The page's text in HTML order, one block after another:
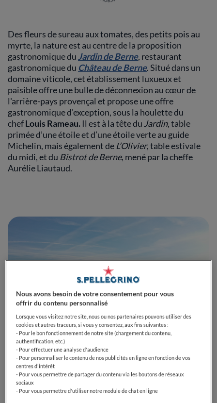
Des fleurs de sureau aux tomates, des petits pois au
myrte, la nature est au centre de la proposition
gastronomique du Jardin de Berne, restaurant
gastronomique du Château de Berne. Situé dans un
domaine viticole, cet établissement luxueux et
paisible offre une bulle de déconnexion au cœur de
l'arrière-pays provençal et propose une offre
gastronomique d’exception, sous la houlette du
chefLouis Rameau. Il est à la tête du Jardin, table
primée d’une étoile et d’une étoile verte au guide
Michelin, mais également de L’Olivier, table estivale
du midi, et du Bistrot de Berne, mené par la cheffe
Aurélie Liautaud.
Le Château de Berne - Photo : Airlibre
Nous avons besoin de votre consentement pour vous
offrir du contenu personnalisé
Lorsque vous visitez notre site, nous ou nos partenaires pouvons utiliser des
cookies et autres traceurs, si vous y consentez, aux fins suivantes :
- Pour le bon fonctionnement de notre site (chargement du contenu,
authentification, etc.)
- Pour effectuer une analyse d'audience
- Pour personnaliser le contenu de nos publicités en ligne en fonction de vos
centres d'intérêt
- Pour vous permettre de partager du contenu via les boutons de réseaux
sociaux
- Pour vous permettre d'utiliser notre module de chat en ligne